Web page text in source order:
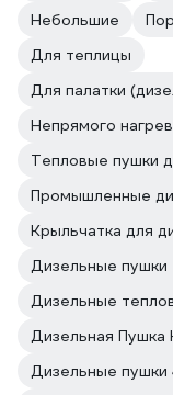
прибор забирает
помещения.
угореть или
большой плюс.
Небольшие
Для теплицы
Для палатки
Непрямого
Тепловые пушки
Промышленные
Крыльчатка для
Дизельные пушки
Дизельные
Дизельная Пушка
Дизельные пушки